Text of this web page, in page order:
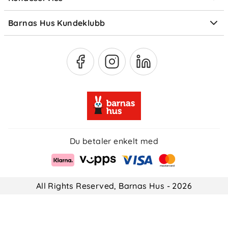
Barnas Hus Kundeklubb
Medlemsvilkår
Du betaler enkelt med
All Rights Reserved, Barnas Hus - 2026